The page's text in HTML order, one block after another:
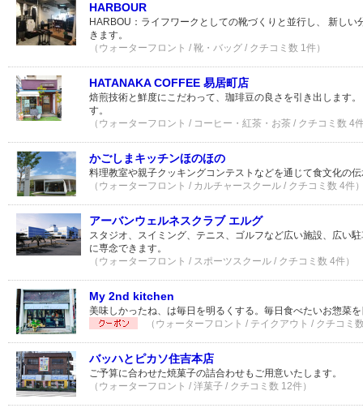
HARBOUR
HARBOU：ライフワークとしての靴づくりと並行し、 新しい
きます。
（ウォーターフロント / 靴・バッグ / クチコミ数 1件）
HATANAKA COFFEE 易居町店
焙煎技術と鮮度にこだわって、珈琲豆の良さを引き出します
す。
（ウォーターフロント / コーヒー・紅茶・お茶 / クチコミ数 4
かごしまキッチンほのほの
料理教室や親子クッキングコンテストなどを通じて食文化の
（ウォーターフロント / カルチャースクール / クチコミ数 4件
アーバンウェルネスクラブ エルグ
スタジオ、スイミング、テニス、ゴルフなど広い施設、広い
に専念できます。
（ウォーターフロント / スポーツスクール / クチコミ数 4件）
My 2nd kitchen
美味しかったね、は毎日を明るくする。毎日食べたいお惣菜
（ウォーターフロント / テイクアウト / クチコミ
バッハとピカソ住吉本店
ご予算に合わせた焼菓子の詰合わせもご用意いたします。
（ウォーターフロント / 洋菓子 / クチコミ数 12件）